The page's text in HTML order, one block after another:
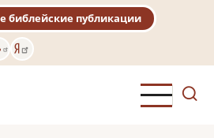
библейские публикации